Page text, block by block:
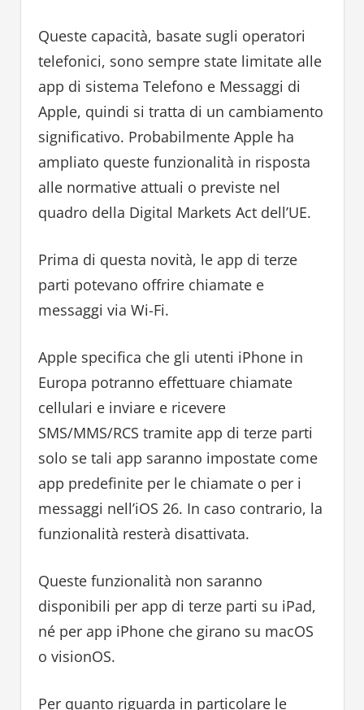
Queste capacità, basate sugli operatori
telefonici, sono sempre state limitate alle
app di sistema Telefono e Messaggi di
Apple, quindi si tratta di un cambiamento
significativo. Probabilmente Apple ha
ampliato queste funzionalità in risposta
alle normative attuali o previste nel
quadro della Digital Markets Act dell’UE.
Prima di questa novità, le app di terze
parti potevano offrire chiamate e
messaggi via Wi-Fi.
Apple specifica che gli utenti iPhone in
Europa potranno effettuare chiamate
cellulari e inviare e ricevere
SMS/MMS/RCS tramite app di terze parti
solo se tali app saranno impostate come
app predefinite per le chiamate o per i
messaggi nell’iOS 26. In caso contrario, la
funzionalità resterà disattivata.
Queste funzionalità non saranno
disponibili per app di terze parti su iPad,
né per app iPhone che girano su macOS
o visionOS.
Per quanto riguarda in particolare le